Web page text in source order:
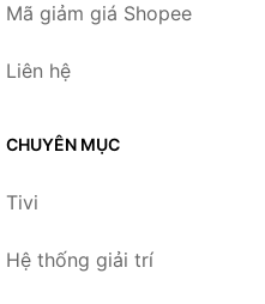
Mã giảm giá Shopee
Liên hệ
CHUYÊN MỤC
Tivi
Hệ thống giải trí